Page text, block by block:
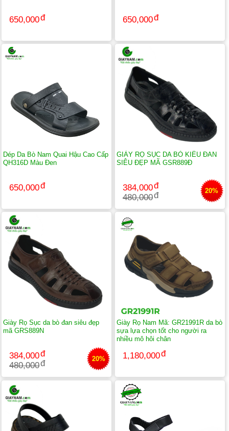
có thể sử dụng trong mọi thời tiết và địa hình.
Có thể bạn quan tâm:
ý nghĩa cụm từ
thành của nó
650,000 650,000
Dép Da Bò Nam Quai Hậu Cao Cấp
QH316D Màu Đen
650,000
GIÀY RỌ SỤC DA BÒ KIỂU ĐAN
SIÊU ĐẸP MÃ GSR889Đ
384,000
480,000
20%
Giày Rọ Sục da bò đan siêu đẹp
mã GRS889N
384,000
480,000
20%
Giày Rọ Nam Mã: GR21991R da bò
sựa lựa chọn tốt cho người ra
nhiều mô hôi chân
1,180,000